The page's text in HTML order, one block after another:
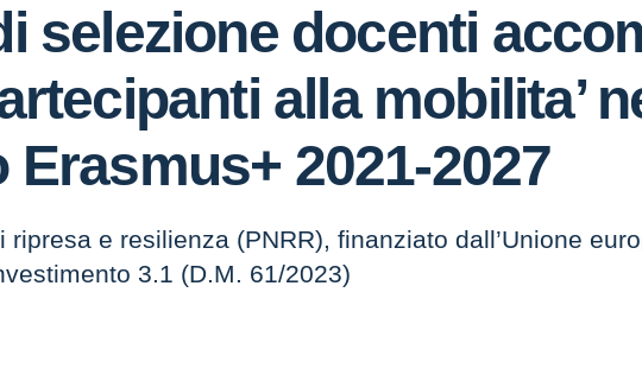
selezione docenti
alla mobilita’
Erasmus+ 2021-2027
ripresa e resilienza (PNRR), finanziato dall’Unione
3.1 (D.M. 61/2023)